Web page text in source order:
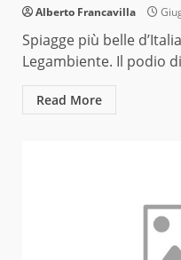
Alberto Francavilla
Spiagge più belle
Legambiente. Il podio
Read More